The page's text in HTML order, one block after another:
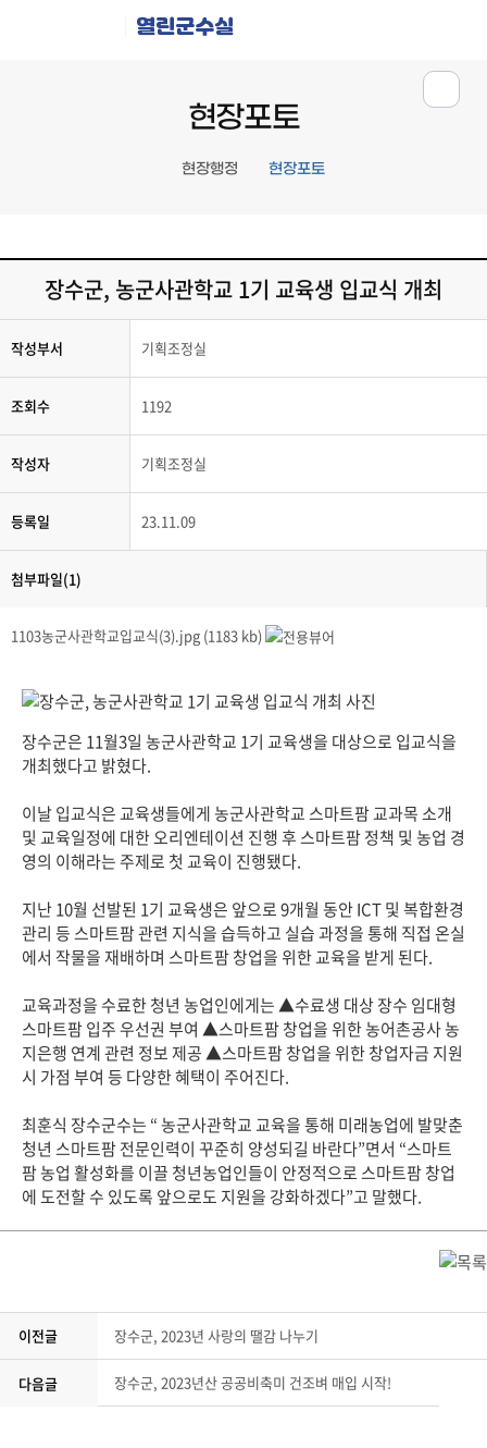
열린군수실
현장포토
현장행정 현장포토
장수군, 농군사관학교 1기 교육생 입교식 개최
작성부서 기획조정실
조회수 1192
작성자 기획조정실
등록일 23.11.09
첨부파일(1)
1103농군사관학교입교식(3).jpg (1183 kb)
장수군은 11월3일 농군사관학교 1기 교육생을 대상으로 입교식을
개최했다고 밝혔다.
이날 입교식은 교육생들에게 농군사관학교 스마트팜 교과목 소개
및 교육일정에 대한 오리엔테이션 진행 후 스마트팜 정책 및 농업 경
영의 이해라는 주제로 첫 교육이 진행됐다.
지난 10월 선발된 1기 교육생은 앞으로 9개월 동안 ICT 및 복합환경
관리 등 스마트팜 관련 지식을 습득하고 실습 과정을 통해 직접 온실
에서 작물을 재배하며 스마트팜 창업을 위한 교육을 받게 된다.
교육과정을 수료한 청년 농업인에게는 ▲수료생 대상 장수 임대형
스마트팜 입주 우선권 부여 ▲스마트팜 창업을 위한 농어촌공사 농
지은행 연계 관련 정보 제공 ▲스마트팜 창업을 위한 창업자금 지원
시 가점 부여 등 다양한 혜택이 주어진다.
최훈식 장수군수는 “ 농군사관학교 교육을 통해 미래농업에 발맞춘
청년 스마트팜 전문인력이 꾸준히 양성되길 바란다”면서 “스마트
팜 농업 활성화를 이끌 청년농업인들이 안정적으로 스마트팜 창업
에 도전할 수 있도록 앞으로도 지원을 강화하겠다”고 말했다.
이전글 장수군, 2023년 사랑의 땔감 나누기
다음글 장수군, 2023년산 공공비축미 건조벼 매입 시작!